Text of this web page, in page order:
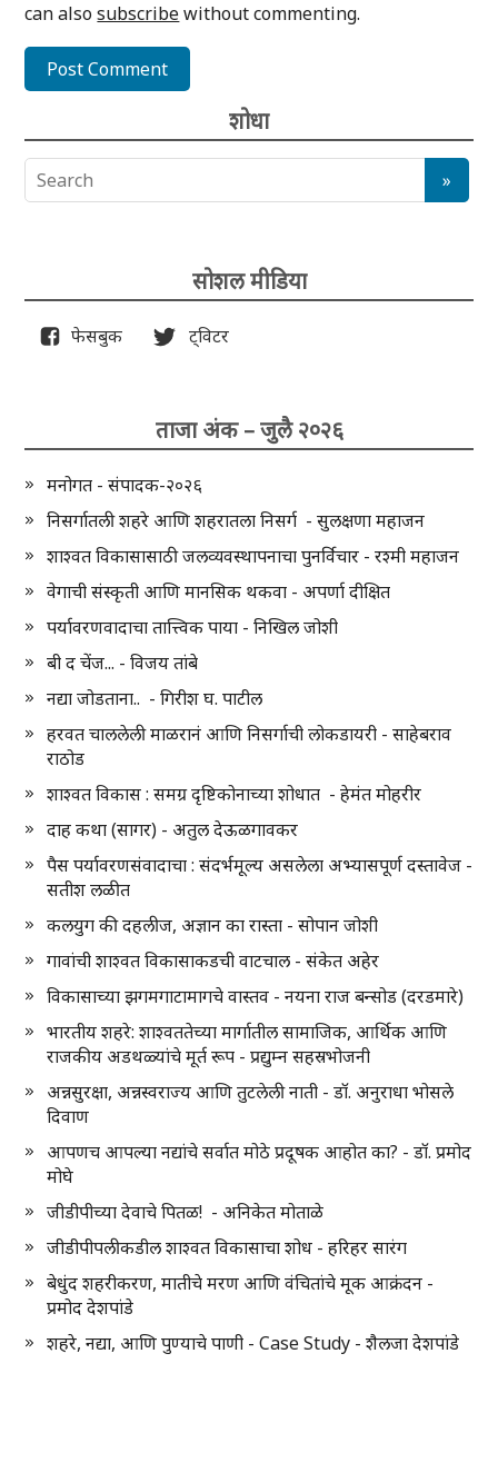
can alsosubscribewithout commenting.
शोधा
सोशल मीडिया
फेसबुक ट्विटर
ताजा अंक – जुलै २०२६
मनोगत - संपादक-२०२६
निसर्गातली शहरे आणि शहरातला निसर्ग - सुलक्षणा महाजन
शाश्वत विकासासाठी जलव्यवस्थापनाचा पुनर्विचार - रश्मी महाजन
वेगाची संस्कृती आणि मानसिक थकवा - अपर्णा दीक्षित
पर्यावरणवादाचा तात्त्विक पाया - निखिल जोशी
बी द चेंज... - विजय तांबे
नद्या जोडताना.. - गिरीश घ. पाटील
हरवत चाललेली माळरानं आणि निसर्गाची लोकडायरी - साहेबराव
राठोड
शाश्वत विकास : समग्र दृष्टिकोनाच्या शोधात - हेमंत मोहरीर
दाह कथा (सागर) - अतुल देऊळगावकर
पैस पर्यावरणसंवादाचा : संदर्भमूल्य असलेला अभ्यासपूर्ण दस्तावेज -
सतीश लळीत
कलयुग की दहलीज, अज्ञान का रास्ता - सोपान जोशी
गावांची शाश्वत विकासाकडची वाटचाल - संकेत अहेर
विकासाच्या झगमगाटामागचे वास्तव - नयना राज बन्सोड (दरडमारे)
भारतीय शहरे: शाश्वततेच्या मार्गातील सामाजिक, आर्थिक आणि
राजकीय अडथळ्यांचे मूर्त रूप - प्रद्युम्न सहस्रभोजनी
अन्नसुरक्षा, अन्नस्वराज्य आणि तुटलेली नाती - डॉ. अनुराधा भोसले
दिवाण
आपणच आपल्या नद्यांचे सर्वात मोठे प्रदूषक आहोत का? - डॉ. प्रमोद
मोघे
जीडीपीच्या देवाचे पितळ! - अनिकेत मोताळे
जीडीपीपलीकडील शाश्वत विकासाचा शोध - हरिहर सारंग
बेधुंद शहरीकरण, मातीचे मरण आणि वंचितांचे मूक आक्रंदन -
प्रमोद देशपांडे
शहरे, नद्या, आणि पुण्याचे पाणी - Case Study - शैलजा देशपांडे